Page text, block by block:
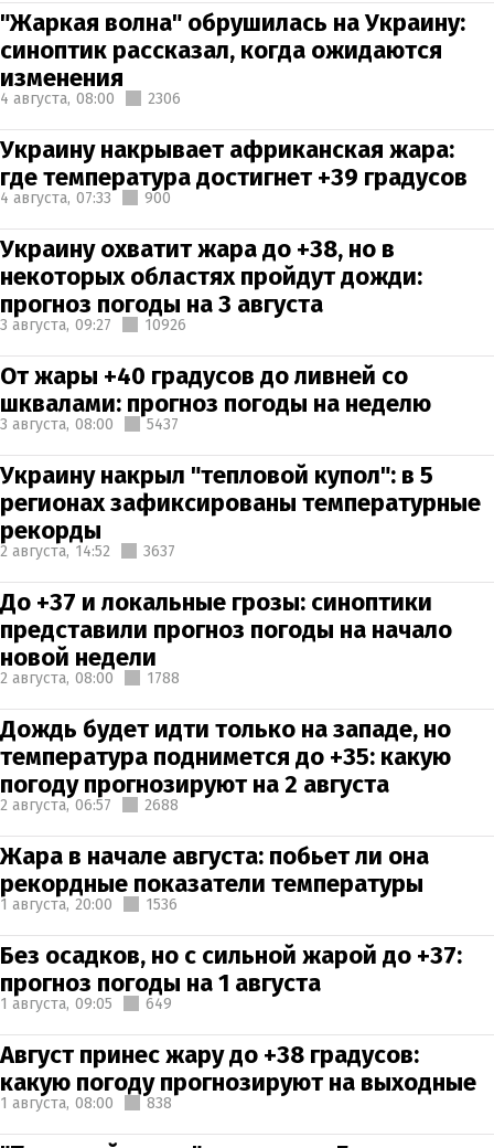
"Жаркая волна" обрушилась на Украину:
синоптик рассказал, когда ожидаются
изменения
4 августа, 08:00 2306
Украину накрывает африканская жара:
где температура достигнет +39 градусов
4 августа, 07:33 900
Украину охватит жара до +38, но в
некоторых областях пройдут дожди:
прогноз погоды на 3 августа
3 августа, 09:27 10926
От жары +40 градусов до ливней со
шквалами: прогноз погоды на неделю
3 августа, 08:00 5437
Украину накрыл "тепловой купол": в 5
регионах зафиксированы температурные
рекорды
2 августа, 14:52 3637
До +37 и локальные грозы: синоптики
представили прогноз погоды на начало
новой недели
2 августа, 08:00 1788
Дождь будет идти только на западе, но
температура поднимется до +35: какую
погоду прогнозируют на 2 августа
2 августа, 06:57 2688
Жара в начале августа: побьет ли она
рекордные показатели температуры
1 августа, 20:00 1536
Без осадков, но с сильной жарой до +37:
прогноз погоды на 1 августа
1 августа, 09:05 649
Август принес жару до +38 градусов:
какую погоду прогнозируют на выходные
1 августа, 08:00 838